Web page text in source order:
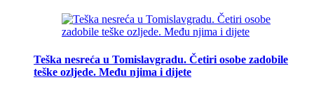
Teška nesreća u Tomislavgradu. Četiri osobe zadobile
teške ozljede. Među njima i dijete